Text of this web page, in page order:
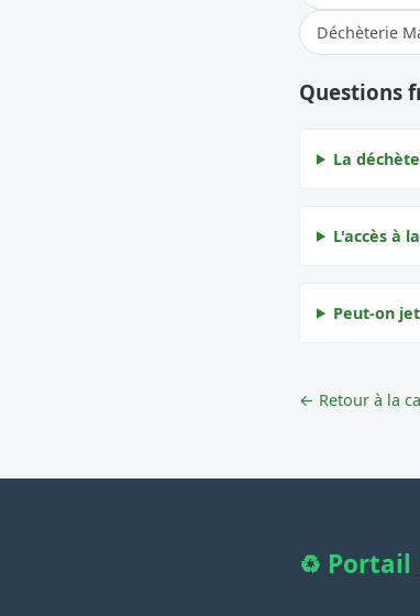
Déchèterie
Questions
La
L'accès à
Peut-on
← Retour à la
♻️ Portail